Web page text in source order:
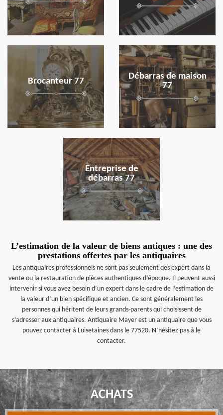
Brocanteur 77
en savoir plus
Débarras de maison
77
en savoir plus
Entreprise de
débarras 77
en savoir plus
L’estimation de la valeur de biens antiques : une des
prestations offertes par les antiquaires
Les antiquaires professionnels ne sont pas seulement des expert dans la
vente ou la restauration de pièces authentiques d’époque. Il peuvent aussi
intervenir si vous avez besoin d’un expert dans le cadre de l’estimation de
la valeur d’un bien spécifique et ancien. Ce sont généralement les
personnes qui héritent de leurs grands-parents qui choisissent de
s’adresser aux antiquaires. Antiquaire Mayer est un antiquaire que vous
pouvez contacter à Luisetaines dans le 77520. N’hésitez pas à le
contacter.
ACHATS